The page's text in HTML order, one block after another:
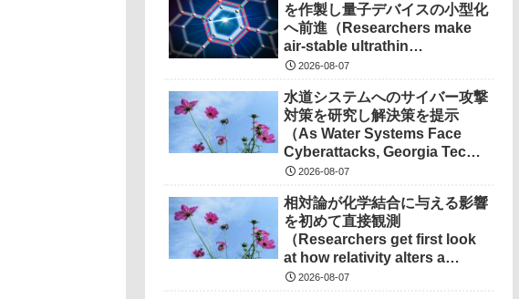
を作製し量子デバイスの小型化
へ前進（Researchers make
air-stable ultrathin
superconductors more
devices）
2026-08-07
水道システムへのサイバー攻撃
対策を研究し解決策を提示
（As Water Systems Face
Cyberattacks, Georgia Tech
Research Points to
2026-08-07
相対論が化学結合に与える影響
を初めて直接観測
（Researchers get first look
at how relativity alters a
chemical bond）
2026-08-07